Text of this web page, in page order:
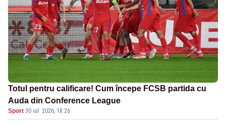
Totul pentru calificare! Cum începe FCSB partida cu
Auda din Conference League
Sport·30 iul. 2026, 18:26